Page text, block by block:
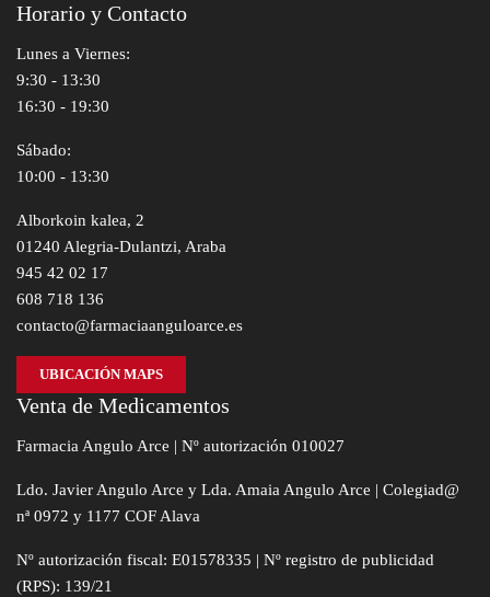
Horario y Contacto
Lunes a Viernes:
9:30 - 13:30
16:30 - 19:30
Sábado:
10:00 - 13:30
Alborkoin kalea, 2
01240 Alegria-Dulantzi, Araba
945 42 02 17
608 718 136
contacto@farmaciaanguloarce.es
UBICACIÓN MAPS
Venta de Medicamentos
Farmacia Angulo Arce | Nº autorización 010027
Ldo. Javier Angulo Arce y Lda. Amaia Angulo Arce | Colegiad@
nª 0972 y 1177 COF Alava
Nº autorización fiscal: E01578335 | Nº registro de publicidad
(RPS): 139/21